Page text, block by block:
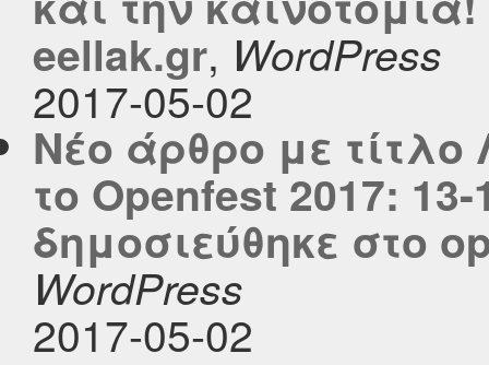
eellak.gr, WordPress
2017-05-02
Νέο άρθρο με τίτλο
το Openfest 2017:
δημοσιεύθηκε στο
WordPress
2017-05-02